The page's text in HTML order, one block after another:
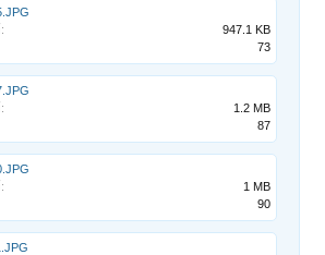
947.1 KB
73
1.2 MB
87
1 MB
90